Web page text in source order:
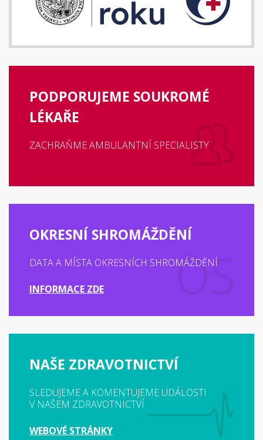
PODPORUJEME SOUKROMÉ
LÉKAŘE
ZACHRAŇME AMBULANTNÍ SPECIALISTY
OKRESNÍ SHROMÁŽDĚNÍ
DATA A MÍSTA OKRESNÍCH SHROMÁŽDĚNÍ
INFORMACE ZDE
NAŠE ZDRAVOTNICTVÍ
SLEDUJEME A KOMENTUJEME UDÁLOSTI
V NAŠEM ZDRAVOTNICTVÍ
WEBOVÉ STRÁNKY